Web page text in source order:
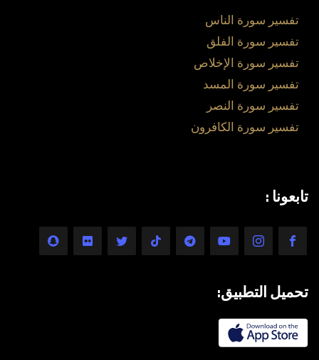
تفسير سورة الناس
تفسير سورة الفلق
تفسير سورة الإخلاص
تفسير سورة المسد
تفسير سورة النصر
تفسير سورة الكافرون
تابعونا :
تحميل التطبيق: